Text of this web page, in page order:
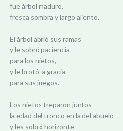
fue árbol maduro,
fresca sombra y largo aliento.
El árbol abrió sus ramas
y le sobró paciencia
para los nietos,
y le brotó la gracia
para sus juegos.
Los nietos treparon juntos
la edad del tronco en la del abuelo
y les sobró horizonte